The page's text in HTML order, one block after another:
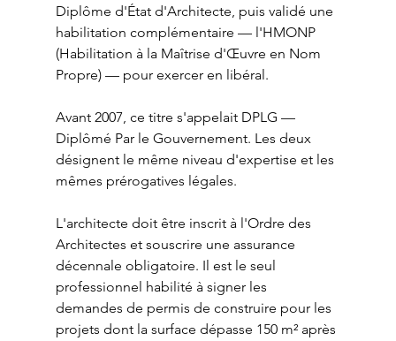
Diplôme d'État d'Architecte, puis validé une
habilitation complémentaire — l'HMONP
(Habilitation à la Maîtrise d'Œuvre en Nom
Propre) — pour exercer en libéral.
Avant 2007, ce titre s'appelait DPLG —
Diplômé Par le Gouvernement. Les deux
désignent le même niveau d'expertise et les
mêmes prérogatives légales.
L'architecte doit être inscrit à l'Ordre des
Architectes et souscrire une assurance
décennale obligatoire. Il est le seul
professionnel habilité à signer les
demandes de permis de construire pour les
projets dont la surface dépasse 150 m² après